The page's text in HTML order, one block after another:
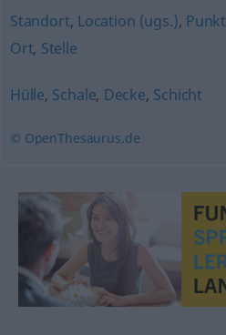
Standort, Location (ugs.), Punkt
Ort, Stelle
Hülle, Schale, Decke, Schicht
© OpenThesaurus.de